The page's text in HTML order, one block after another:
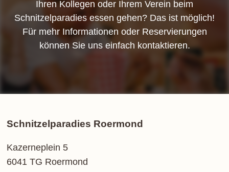
Ihren Kollegen oder Ihrem Verein beim
Schnitzelparadies essen gehen? Das ist möglich!
Für mehr Informationen oder Reservierungen
können Sie uns einfach kontaktieren.
Schnitzelparadies Roermond
Kazerneplein 5
6041 TG Roermond